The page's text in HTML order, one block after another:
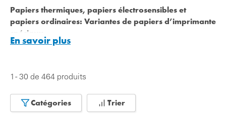
Papiers thermiques, papiers électrosensibles et
papiers ordinaires: Variantes de papiers d’imprimante
spéciaux
différents types de papier d’impression: papiers imprimés
liasses.
Pour en savoir plus sur les différentes versions et
En savoir plus
1 - 30 de 464 produits
Catégories Trier